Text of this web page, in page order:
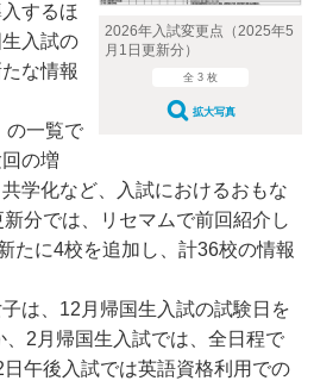
2026年入試変更点（2025年5
月1日更新分）
全 3 枚
拡大写真
するほ
入試の
な情報
一覧で
の増
学化など、入試におけるおもな
分では、リセマムで前回紹介し
たに4校を追加し、計36校の情報
は、12月帰国生入試の試験日を
2月帰国生入試では、全日程で
午後入試では英語資格利用での